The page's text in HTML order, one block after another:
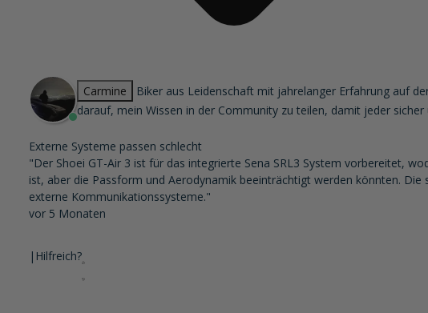
Carmine
Biker aus Leidenschaft mit jahrelanger Erfahrung auf
darauf, mein Wissen in der Community zu teilen, damit jeder
Externe Systeme passen schlecht
"Der Shoei GT-Air 3 ist für das integrierte Sena SRL3 System vorbereitet,
ist, aber die Passform und Aerodynamik beeinträchtigt werden könnten.
externe Kommunikationssysteme."
vor 5 Monaten
| Hilfreich?